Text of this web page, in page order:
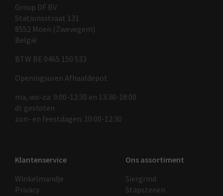
Group DF BV
Stationsstraat 131
8552 Moen (Zwevegem)
België
BTW BE 0465 150 533
Openingsuren Afhaaldepot
ma, wo-za: 9:00-12:30 en 13:30-18:00
di: gesloten
zon- en feestdagen: 10:00-12:30
Klantenservice
Winkelmandje
Privacy
Ons assortiment
Siergrind
Stapstenen